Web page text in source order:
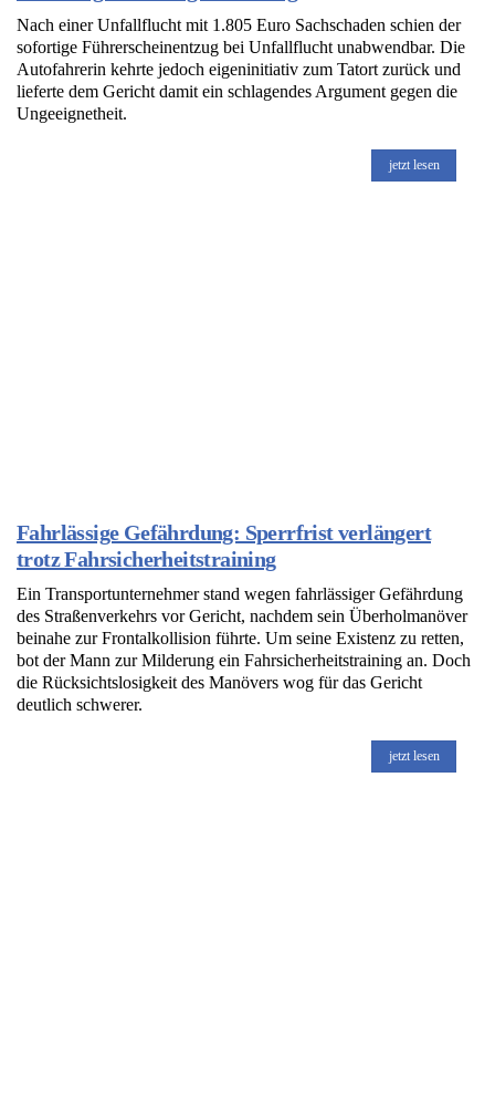
Nach einer Unfallflucht mit 1.805 Euro Sachschaden schien der
sofortige Führerscheinentzug bei Unfallflucht unabwendbar. Die
Autofahrerin kehrte jedoch eigeninitiativ zum Tatort zurück und
lieferte dem Gericht damit ein schlagendes Argument gegen die
Ungeeignetheit.
jetzt lesen
Fahrlässige Gefährdung: Sperrfrist verlängert
trotz Fahrsicherheitstraining
Ein Transportunternehmer stand wegen fahrlässiger Gefährdung
des Straßenverkehrs vor Gericht, nachdem sein Überholmanöver
beinahe zur Frontalkollision führte. Um seine Existenz zu retten,
bot der Mann zur Milderung ein Fahrsicherheitstraining an. Doch
die Rücksichtslosigkeit des Manövers wog für das Gericht
deutlich schwerer.
jetzt lesen